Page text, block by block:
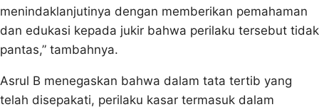
menindaklanjutinya dengan memberikan pemahaman
dan edukasi kepada jukir bahwa perilaku tersebut tidak
pantas,” tambahnya.
Asrul B menegaskan bahwa dalam tata tertib yang
telah disepakati, perilaku kasar termasuk dalam